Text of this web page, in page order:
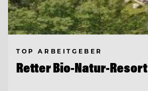
TOP ARBEITGEBER
Retter Bio-Natur-Resort